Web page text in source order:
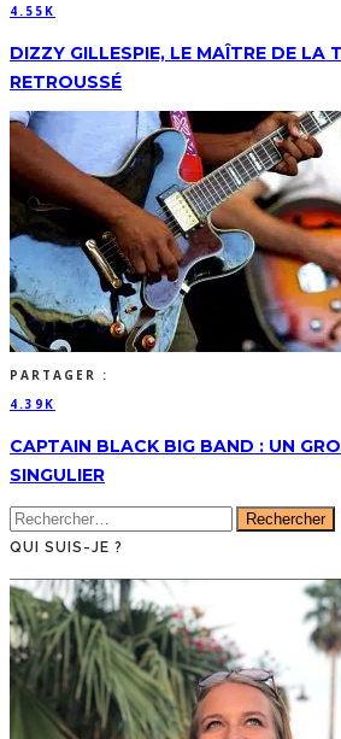
4.55K
DIZZY GILLESPIE, LE MAÎTRE DE LA
RETROUSSÉ
PARTAGER :
4.39K
CAPTAIN BLACK BIG BAND : UN
SINGULIER
Rechercher :
QUI SUIS-JE ?